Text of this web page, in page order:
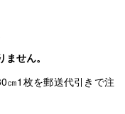
せん。
1枚を郵送代引きで注